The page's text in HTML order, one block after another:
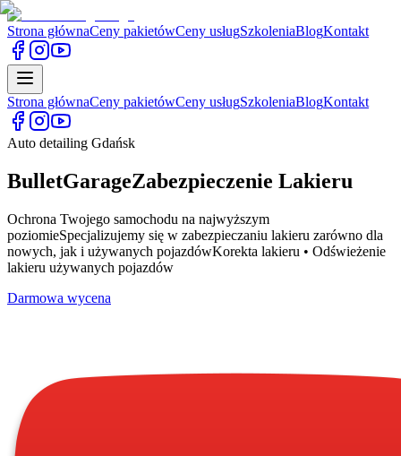
Strona głównaCeny pakietówCeny usługSzkoleniaBlogKontakt
Strona głównaCeny pakietówCeny usługSzkoleniaBlogKontakt
Auto detailing Gdańsk
BulletGarageZabezpieczenie Lakieru
Ochrona Twojego samochodu na najwyższym
poziomieSpecjalizujemy się w zabezpieczaniu lakieru zarówno dla
nowych, jak i używanych pojazdówKorekta lakieru • Odświeżenie
lakieru używanych pojazdów
Darmowa wycena